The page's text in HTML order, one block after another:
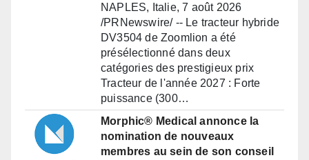
NAPLES, Italie, 7 août 2026
/PRNewswire/ -- Le tracteur hybride
DV3504 de Zoomlion a été
présélectionné dans deux
catégories des prestigieux prix
Tracteur de l'année 2027 : Forte
puissance (300…
Morphic® Medical annonce la
nomination de nouveaux
membres au sein de son conseil